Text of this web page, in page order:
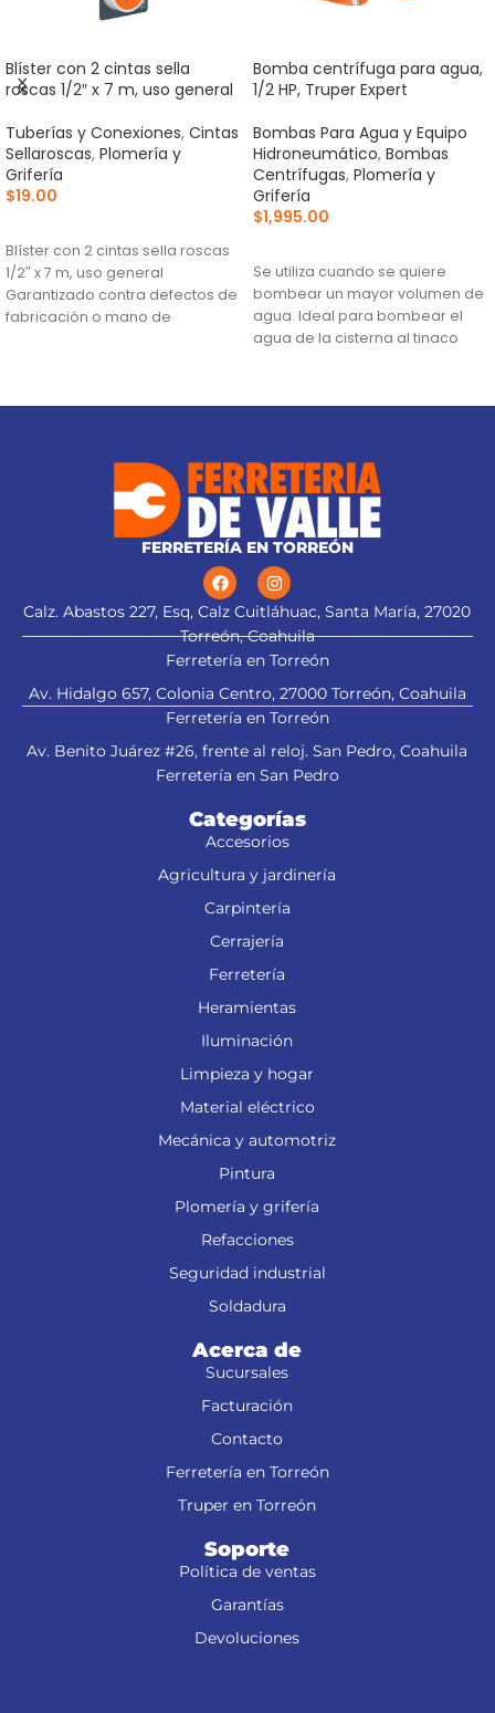
Blíster con 2 cintas sella
roscas 1/2″ x 7 m, uso general
Tuberías y Conexiones, Cintas
Sellaroscas, Plomería y
Grifería
$19.00
Blíster con 2 cintas sella roscas
1/2″ x 7 m, uso general
Garantizado contra defectos de
fabricación o mano de
Bomba centrífuga para agua,
1/2 HP, Truper Expert
Bombas Para Agua y Equipo
Hidroneumático, Bombas
Centrífugas, Plomería y
Grifería
$1,995.00
Se utiliza cuando se quiere
bombear un mayor volumen de
agua. Ideal para bombear el
agua de la cisterna al tinaco
FERRETERÍA EN TORREÓN
Calz. Abastos 227, Esq, Calz Cuitláhuac, Santa María, 27020
Torreón, Coahuila
Ferretería en Torreón
Av. Hidalgo 657, Colonia Centro, 27000 Torreón, Coahuila
Ferretería en Torreón
Av. Benito Juárez #26, frente al reloj. San Pedro, Coahuila
Ferretería en San Pedro
Categorías
Accesorios
Agricultura y jardinería
Carpintería
Cerrajería
Ferretería
Heramientas
Iluminación
Limpieza y hogar
Material eléctrico
Mecánica y automotriz
Pintura
Plomería y grifería
Refacciones
Seguridad industrial
Soldadura
Acerca de
Sucursales
Facturación
Contacto
Ferretería en Torreón
Truper en Torreón
Soporte
Política de ventas
Garantías
Devoluciones